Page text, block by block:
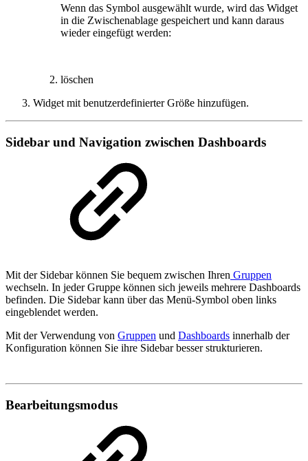
Wenn das Symbol ausgewählt wurde, wird das Widget
in die Zwischenablage gespeichert und kann daraus
wieder eingefügt werden:
löschen
Widget mit benutzerdefinierter Größe hinzufügen.
Sidebar und Navigation zwischen Dashboards
Mit der Sidebar können Sie bequem zwischen Ihren Gruppen
wechseln. In jeder Gruppe können sich jeweils mehrere Dashboards
befinden. Die Sidebar kann über das Menü-Symbol oben links
eingeblendet werden.
Mit der Verwendung von Gruppen und Dashboards innerhalb der
Konfiguration können Sie ihre Sidebar besser strukturieren.
Bearbeitungsmodus